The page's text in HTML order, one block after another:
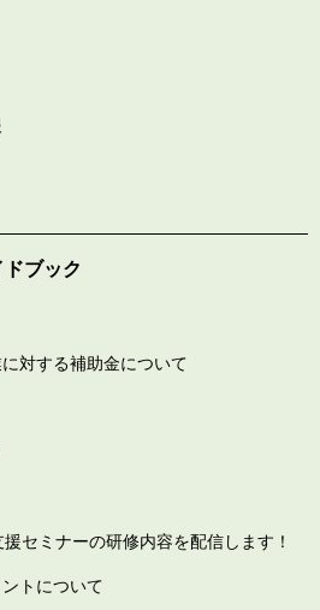
ブック
対する補助金について
セミナーの研修内容を配信します！
トについて